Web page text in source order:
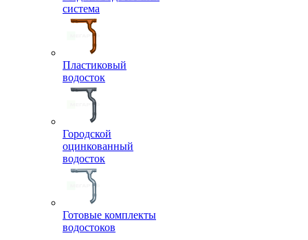
система
Пластиковый
водосток
Городской
оцинкованный
водосток
Готовые комплекты
водостоков